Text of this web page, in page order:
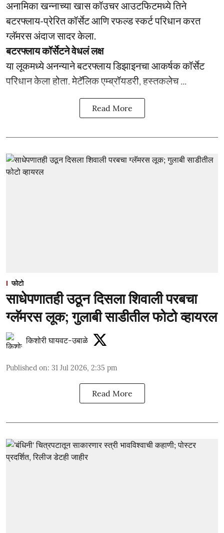
अनामिका खन्नाच्या खास कॉउचर आउटफिटमध्ये तिने
बटरफ्लाय-प्रेरित कॉर्सेट आणि रफल्ड स्कर्ट परिधान करत
ग्लॅमरस अंदाज सादर केला.
बटरफ्लाय कॉर्सेटने वेधलं लक्ष
या लूकमध्ये अनन्याने बटरफ्लाय डिझाइनचा आकर्षक कॉर्सेट
परिधान केला होता. मेटॅलिक एम्ब्रॉयडरी, हस्तकलेच ...
Read More
फोटो
साधेपणातही उठून दिसला शिवाली परबचा
ग्लॅमरस लूक; गुलाबी साडीतील फोटो व्हायरल
किशोरी घायवट-उबाळे
Published on: 31 Jul 2026, 2:35 pm
Read More